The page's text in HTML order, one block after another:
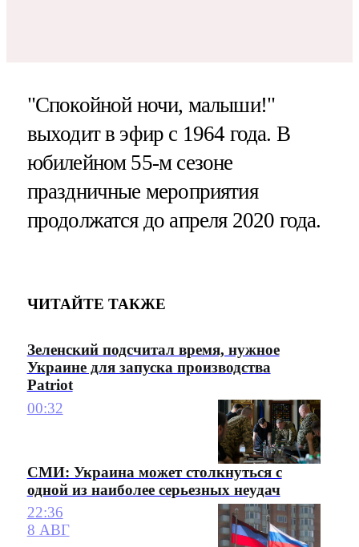
"Спокойной ночи, малыши!"
выходит в эфир с 1964 года. В
юбилейном 55-м сезоне
праздничные мероприятия
продолжатся до апреля 2020 года.
ЧИТАЙТЕ ТАКЖЕ
Зеленский подсчитал время, нужное
Украине для запуска производства
Patriot
00:32
СМИ: Украина может столкнуться с
одной из наиболее серьезных неудач
22:36
8 АВГ